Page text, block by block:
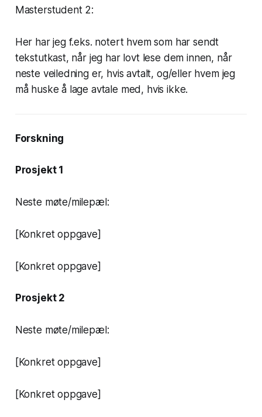
Masterstudent 2:
Her har jeg f.eks. notert hvem som har sendt
tekstutkast, når jeg har lovt lese dem innen, når
neste veiledning er, hvis avtalt, og/eller hvem jeg
må huske å lage avtale med, hvis ikke.
Forskning
Prosjekt 1
Neste møte/milepæl:
[Konkret oppgave]
[Konkret oppgave]
Prosjekt 2
Neste møte/milepæl:
[Konkret oppgave]
[Konkret oppgave]